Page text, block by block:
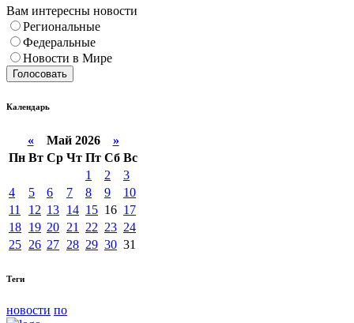
Вам интересны новости
Региональные
Федеральные
Новости в Мире
Голосовать
Календарь
«Май 2026 »
Пн Вт Ср Чт Пт Сб Вс
1
2
3
4
5 6 7 8 9
10
11
12 13 14 15 16 17
18 19 20 21 22 23 24
25 26 27 28 29 30 31
Теги
новости по